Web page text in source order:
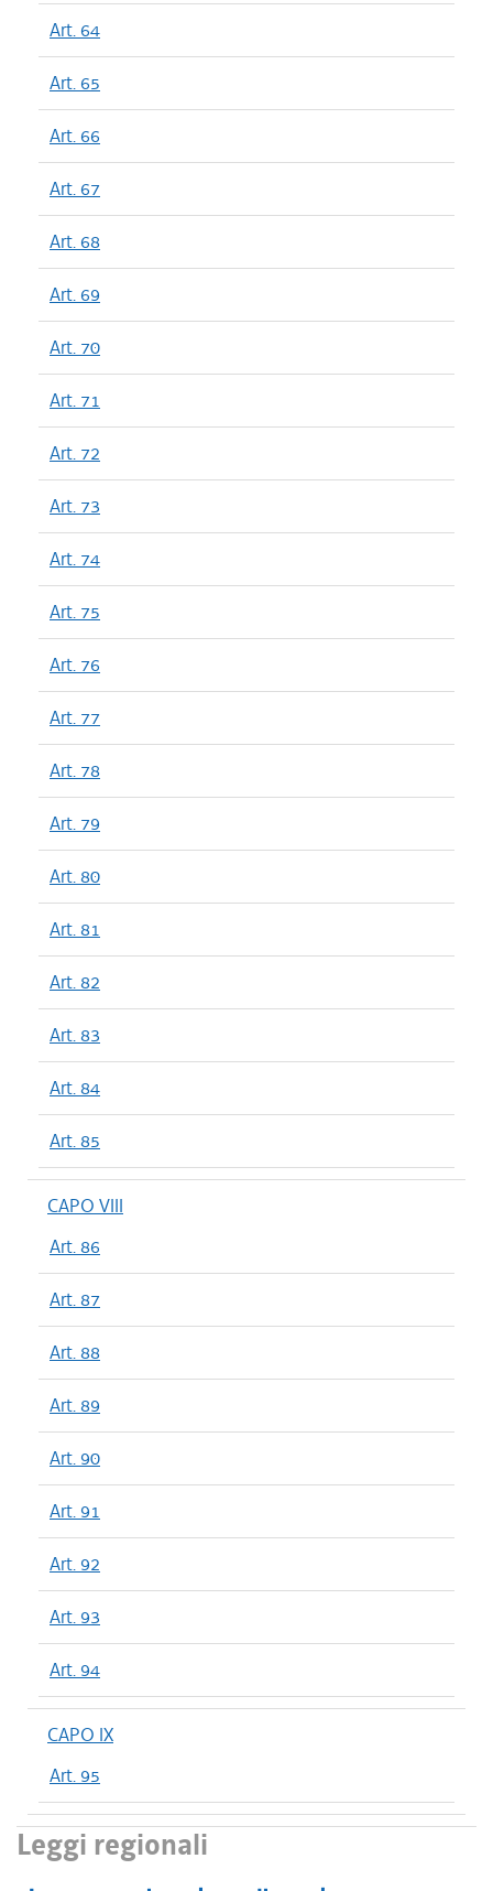
Art. 64
Art. 65
Art. 66
Art. 67
Art. 68
Art. 69
Art. 70
Art. 71
Art. 72
Art. 73
Art. 74
Art. 75
Art. 76
Art. 77
Art. 78
Art. 79
Art. 80
Art. 81
Art. 82
Art. 83
Art. 84
Art. 85
CAPO VIII
Art. 86
Art. 87
Art. 88
Art. 89
Art. 90
Art. 91
Art. 92
Art. 93
Art. 94
CAPO IX
Art. 95
Leggi regionali